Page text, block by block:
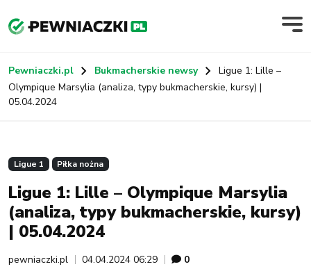
Pewniaczki.pl Bukmacherskie newsy
Ligue 1: Lille –
Olympique Marsylia (analiza, typy bukmacherskie, kursy) |
05.04.2024
Ligue 1 Piłka nożna
Ligue 1: Lille – Olympique Marsylia
(analiza, typy bukmacherskie, kursy)
| 05.04.2024
pewniaczki.pl 04.04.2024 06:29 0